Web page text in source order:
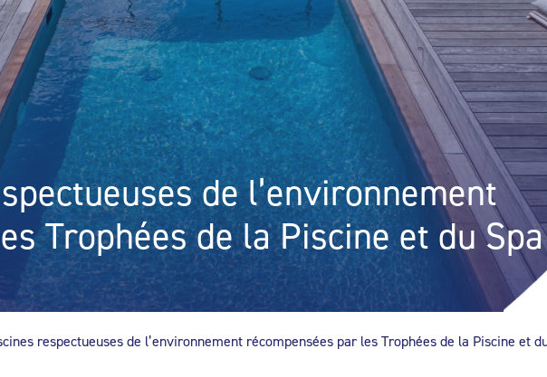
de l’environnement
Trophées de la Piscine et du Spa
respectueuses de l’environnement récompensées par les Trophées de la Piscine et